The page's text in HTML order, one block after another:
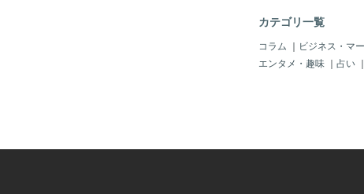
「ウソ」はダメよ～！（
～、男性登録者は「登録
必要じゃ。しかも「一
～っと記載されたマン
を～♪それにやはり「性
カテゴリ一覧
コラム ｜ ビジネス・マ
エンタメ・趣味 ｜ 占い ｜